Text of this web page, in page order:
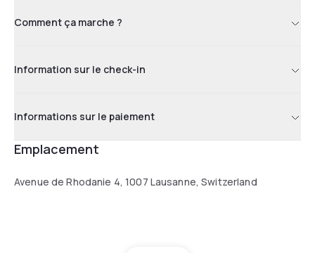
Comment ça marche ?
Information sur le check-in
Informations sur le paiement
Emplacement
Avenue de Rhodanie 4, 1007 Lausanne, Switzerland